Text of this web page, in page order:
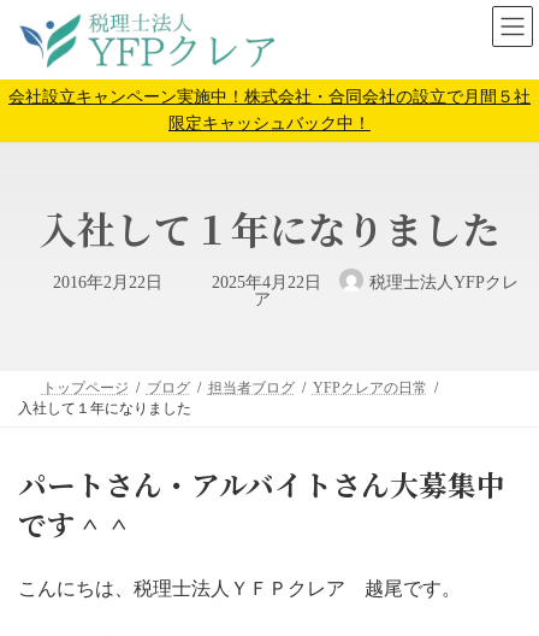
ン
ツ
ー
シ
会社設立キャンペーン実施中！株式会社・合同会社の設立で月間５社
限定キャッシュバック中！
入社して１年になりました
2016年2月22日
最
終
2025年4月22日
税理士法人YFPクレ
ア
トップページ ブログ 担当者ブログ
YFPクレアの日常
入社して１年になりました
パートさん・アルバイトさん大募集中
です＾＾
こんにちは、税理士法人ＹＦＰクレア 越尾です。